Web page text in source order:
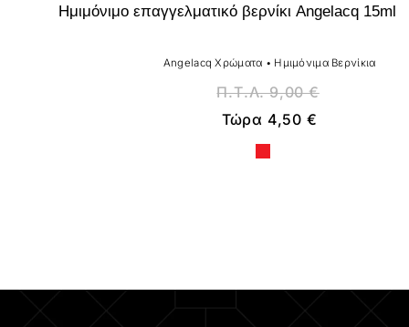
Ημιμόνιμο επαγγελματικό βερνίκι Angelacq 15ml
Angelacq Χρώματα • Ημιμόνιμα Βερνίκια
Π.Τ.Λ.9,00€
Τώρα 4,50 €